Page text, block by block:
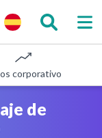
corporativos
de